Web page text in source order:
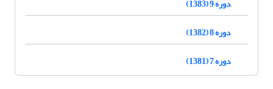
دوره 9 (1383)
دوره 8 (1382)
دوره 7 (1381)